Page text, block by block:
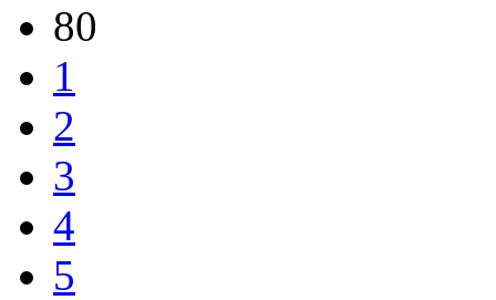
80
1
2
3
4
5